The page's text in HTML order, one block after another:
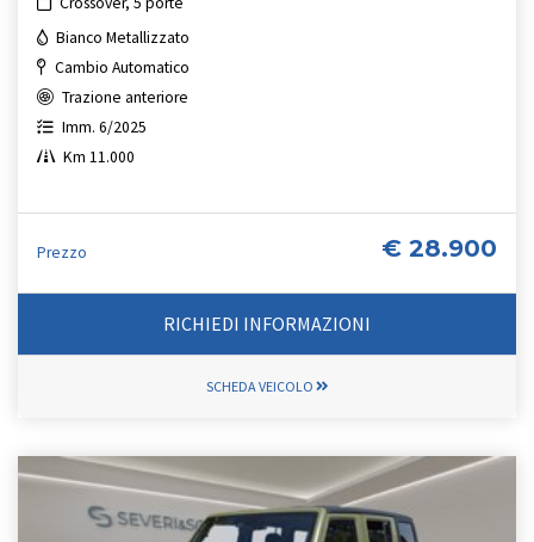
Bianco Metallizzato
Cambio Automatico
Trazione anteriore
Imm. 6/2025
Km 11.000
Prezzo € 28.900
RICHIEDI INFORMAZIONI
SCHEDA VEICOLO